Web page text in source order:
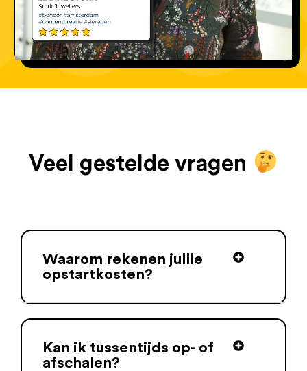
Veel gestelde vragen
Waarom rekenen jullie
opstartkosten?
Kan ik tussentijds op- of
afschalen?